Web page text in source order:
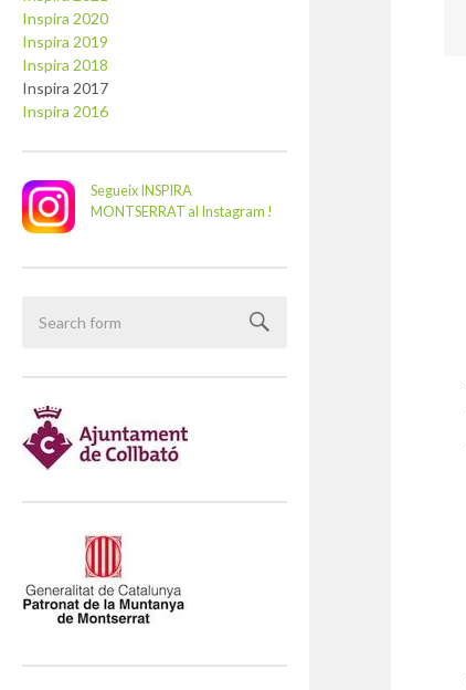
Inspira 2020
Inspira 2019
Inspira 2018
Inspira 2017
Inspira 2016
Segueix INSPIRA
MONTSERRAT al Instagram !